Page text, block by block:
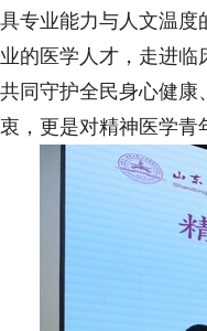
具专业能力与人文温度
业的医学人才，走进
共同守护全民身心健康
衷，更是对精神医学青